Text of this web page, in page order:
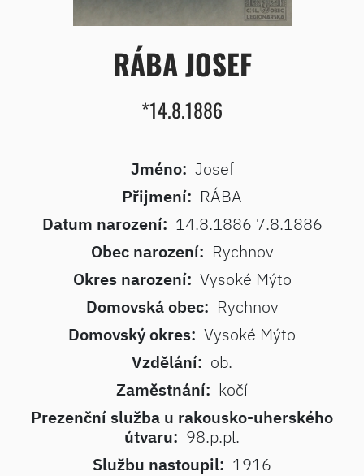
RÁBA JOSEF
*14.8.1886
Jméno: Josef
Přijmení: RÁBA
Datum narození: 14.8.1886 7.8.1886
Obec narození: Rychnov
Okres narození: Vysoké Mýto
Domovská obec: Rychnov
Domovský okres: Vysoké Mýto
Vzdělání: ob.
Zaměstnání: kočí
Prezenční služba u rakousko-uherského
útvaru: 98.p.pl.
Službu nastoupil: 1916